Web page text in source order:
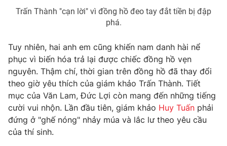
Khán giả
Sao
Du lịch
Chất lượng cuộc sống
Giáo dục
Học trực tuyến
Công nghệ
Hitech Công nghệ tương lai
Sản phẩm
Thị trường
Tư vấn
Giao lưu trực tuyến
Lịch phát sóng
Trấn Thành "cạn lời" vì đồng hồ đeo tay đắt tiền bị đập
phá.
Tuy nhiên, hai anh em cũng khiến nam danh hài nể
phục vì biến hóa trả lại được chiếc đồng hồ vẹn
nguyên. Thậm chí, thời gian trên đồng hồ đã thay đổi
theo giờ yêu thích của giám khảo Trấn Thành. Tiết
mục của Văn Lam, Đức Lợi còn mang đến những tiếng
cười vui nhộn. Lần đầu tiên, giám khảo Huy Tuấn phải
đứng ở "ghế nóng" nhảy múa và lắc lư theo yêu cầu
của thí sinh.